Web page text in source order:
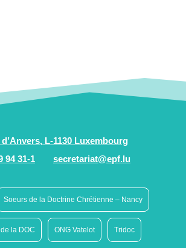
L-1130 Luxembourg
94 31-1
secretariat@epf.lu
Soeurs de la Doctrine Chrétienne – Nancy
la DOC ONG Vatelot Tridoc